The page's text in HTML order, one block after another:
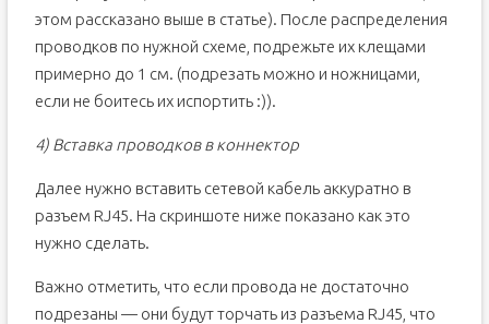
этом рассказано выше в статье). После распределения
проводков по нужной схеме, подрежьте их клещами
примерно до 1 см. (подрезать можно и ножницами,
если не боитесь их испортить :)).
4) Вставка проводков в коннектор
Далее нужно вставить сетевой кабель аккуратно в
разъем RJ45. На скриншоте ниже показано как это
нужно сделать.
Важно отметить, что если провода не достаточно
подрезаны — они будут торчать из разъема RJ45, что